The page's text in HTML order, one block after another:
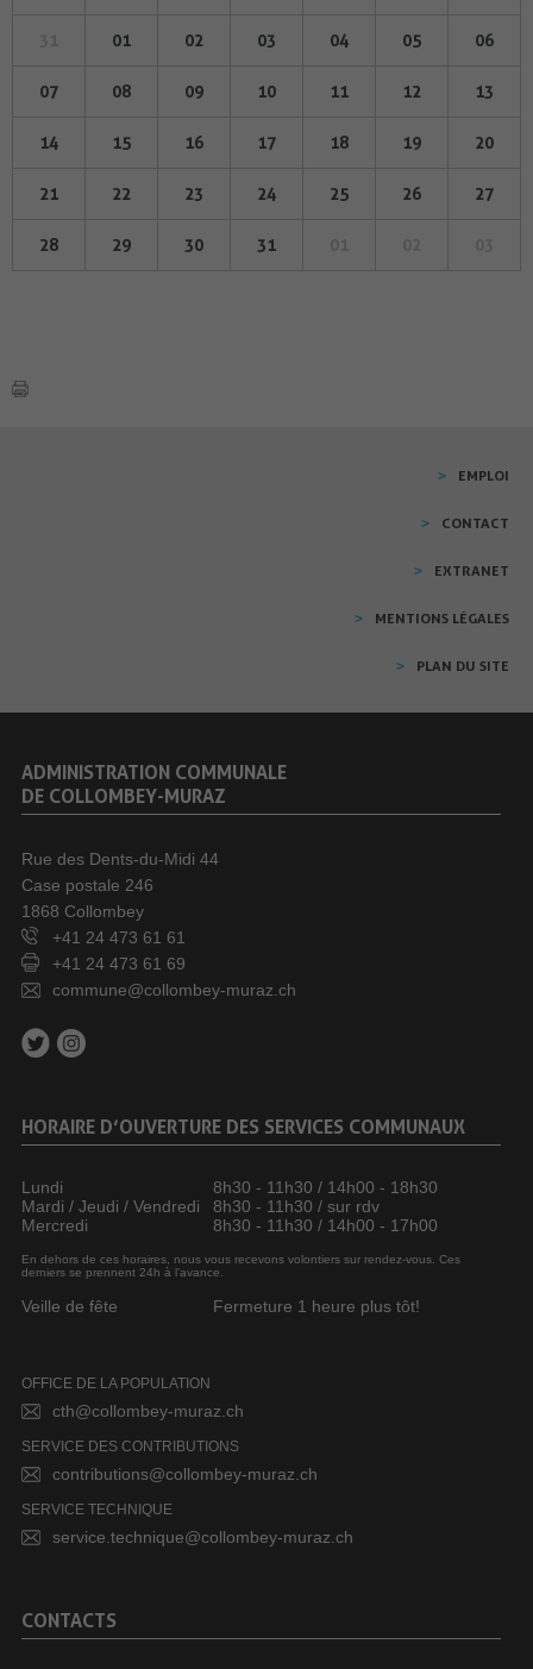
01 02 03 04 05 06
07 08 09 10 11 12 13
14 15 16 17 18 19 20
21 22 23 24 25 26 27
28 29 30 31
EMPLOI
CONTACT
EXTRANET
MENTIONS LÉGALES
PLAN DU SITE
ADMINISTRATION COMMUNALE
DE COLLOMBEY-MURAZ
Rue des Dents-du-Midi 44
Case postale 246
1868 Collombey
+41 24 473 61 61
+41 24 473 61 69
commune@collombey-muraz.ch
HORAIRE D’OUVERTURE DES SERVICES COMMUNAUX
Lundi
8h30 - 11h30 / 14h00 - 18h30
Mardi / Jeudi / Vendredi
8h30 - 11h30 / sur rdv
Mercredi
8h30 - 11h30 / 14h00 - 17h00
En dehors de ces horaires, nous vous recevons volontiers sur rendez-vous. Ces
derniers se prennent 24h à l’avance.
Veille de fête Fermeture 1 heure plus tôt!
OFFICE DE LA POPULATION
cth@collombey-muraz.ch
SERVICE DES CONTRIBUTIONS
contributions@collombey-muraz.ch
SERVICE TECHNIQUE
service.technique@collombey-muraz.ch
CONTACTS